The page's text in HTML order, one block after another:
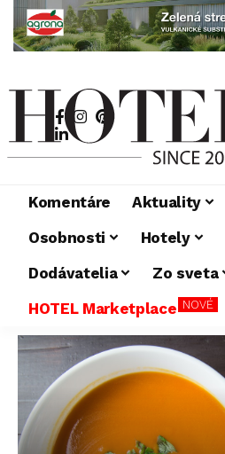
Komentáre Aktuality
Osobnosti
Hotely
Dodávatelia
Zo sveta
HOTEL Marketplace NOVÉ